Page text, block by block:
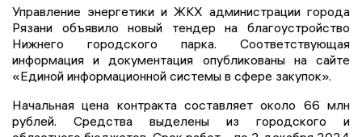
Управление энергетики и ЖКХ администрации города
Рязани объявило новый тендер на благоустройство
Нижнего городского парка. Соответствующая
информация и документация опубликованы на сайте
«Единой информационной системы в сфере закупок».
Начальная цена контракта составляет около 66 млн
рублей. Средства выделены из городского и